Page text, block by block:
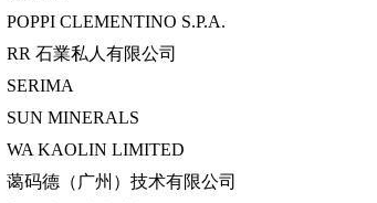
POPPI CLEMENTINO S.P.A.
RR 石業私人有限公司
SERIMA
SUN MINERALS
WA KAOLIN LIMITED
蔼码德（广州）技术有限公司